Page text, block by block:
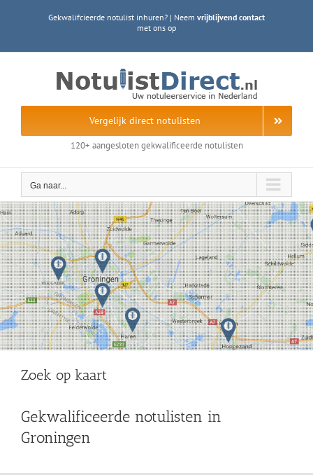
Gekwalifcieerde notulist inhuren? | Neem vrijblijvend contact
met ons op
Vergelijk direct notulisten
120+ aangesloten gekwalificeerde notulisten
Ga naar...
Zoek op kaart
Gekwalificeerde notulisten in
Groningen